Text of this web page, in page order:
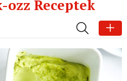
SEARCH